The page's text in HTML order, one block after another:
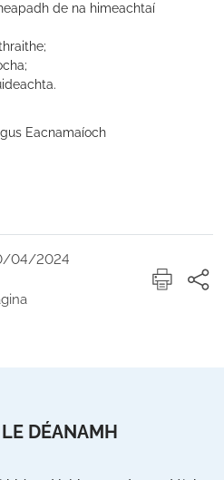
de na himeachtaí
Eacnamaíoch
04/2024
DÉANAMH